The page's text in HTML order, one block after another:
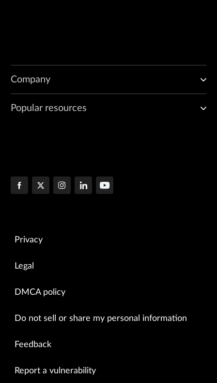
Company
Popular resources
Privacy
Legal
DMCA policy
Do not sell or share my personal information
Feedback
Report a vulnerability